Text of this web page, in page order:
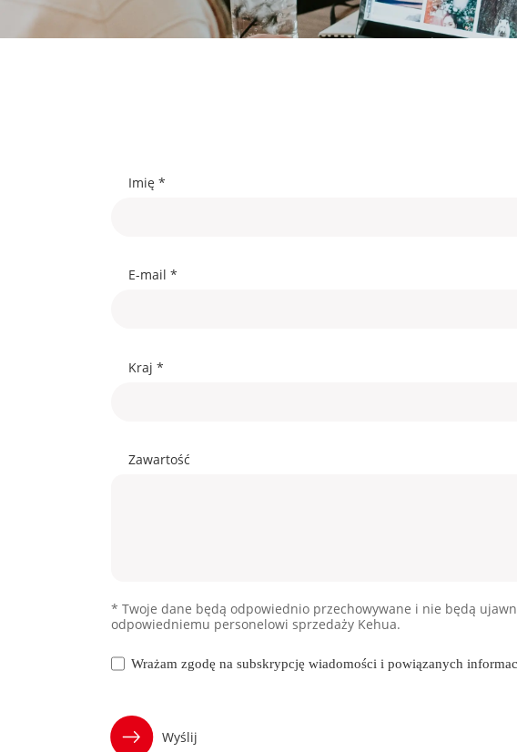
Imię *
E-mail *
Kraj *
Zawartość
* Twoje dane będą odpowiednio przechowywane i nie będą
odpowiedniemu personelowi sprzedaży Kehua.
Wrażam zgodę na subskrypcję wiadomości i powiązanych
Wyślij